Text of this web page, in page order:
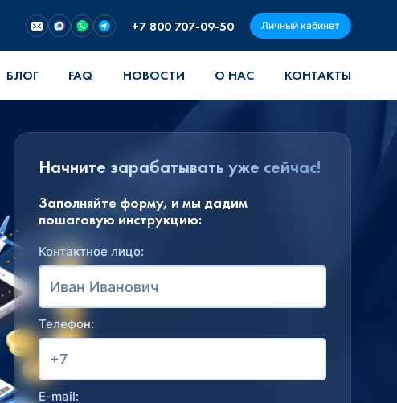
+7 800 707-09-50 Личный кабинет
БЛОГ FAQ НОВОСТИ О НАС КОНТАКТЫ
Начните зарабатывать уже сейчас!
Заполняйте форму, и мы дадим
пошаговую инструкцию:
Контактное лицо:
Телефон:
E-mail: